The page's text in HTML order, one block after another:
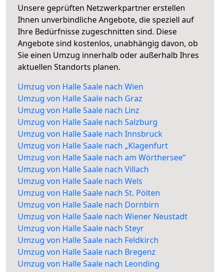
Unsere geprüften Netzwerkpartner erstellen
Ihnen unverbindliche Angebote, die speziell auf
Ihre Bedürfnisse zugeschnitten sind. Diese
Angebote sind kostenlos, unabhängig davon, ob
Sie einen Umzug innerhalb oder außerhalb Ihres
aktuellen Standorts planen.
Umzug von Halle Saale nach Wien
Umzug von Halle Saale nach Graz
Umzug von Halle Saale nach Linz
Umzug von Halle Saale nach Salzburg
Umzug von Halle Saale nach Innsbruck
Umzug von Halle Saale nach „Klagenfurt
Umzug von Halle Saale nach am Wörthersee“
Umzug von Halle Saale nach Villach
Umzug von Halle Saale nach Wels
Umzug von Halle Saale nach St. Pölten
Umzug von Halle Saale nach Dornbirn
Umzug von Halle Saale nach Wiener Neustadt
Umzug von Halle Saale nach Steyr
Umzug von Halle Saale nach Feldkirch
Umzug von Halle Saale nach Bregenz
Umzug von Halle Saale nach Leonding